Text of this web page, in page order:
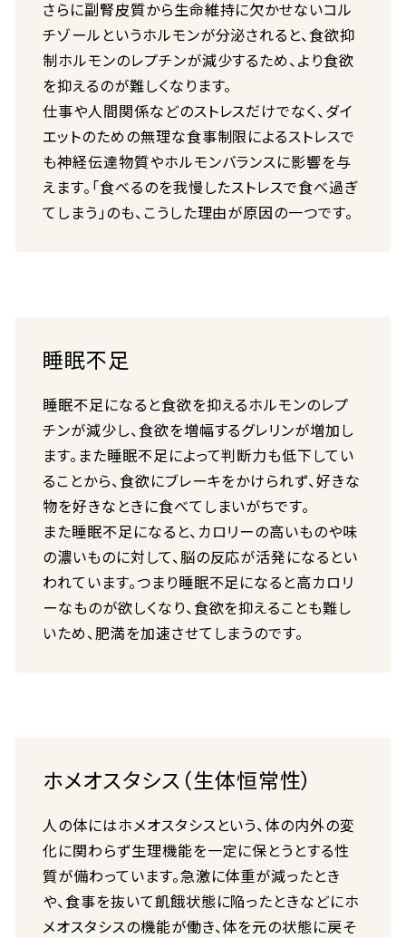
さらに副腎皮質から生命維持に欠かせないコル
チゾールというホルモンが分泌されると、食欲抑
制ホルモンのレプチンが減少するため、より食欲
を抑えるのが難しくなります。
仕事や人間関係などのストレスだけでなく、ダイ
エットのための無理な食事制限によるストレスで
も神経伝達物質やホルモンバランスに影響を与
えます。「食べるのを我慢したストレスで食べ過ぎ
てしまう」のも、こうした理由が原因の一つです。
睡眠不足
睡眠不足になると食欲を抑えるホルモンのレプ
チンが減少し、食欲を増幅するグレリンが増加し
ます。また睡眠不足によって判断力も低下してい
ることから、食欲にブレーキをかけられず、好きな
物を好きなときに食べてしまいがちです。
また睡眠不足になると、カロリーの高いものや味
の濃いものに対して、脳の反応が活発になるとい
われています。つまり睡眠不足になると高カロリ
ーなものが欲しくなり、食欲を抑えることも難し
いため、肥満を加速させてしまうのです。
ホメオスタシス（生体恒常性）
人の体にはホメオスタシスという、体の内外の変
化に関わらず生理機能を一定に保とうとする性
質が備わっています。急激に体重が減ったとき
や、食事を抜いて飢餓状態に陥ったときなどにホ
メオスタシスの機能が働き、体を元の状態に戻そ